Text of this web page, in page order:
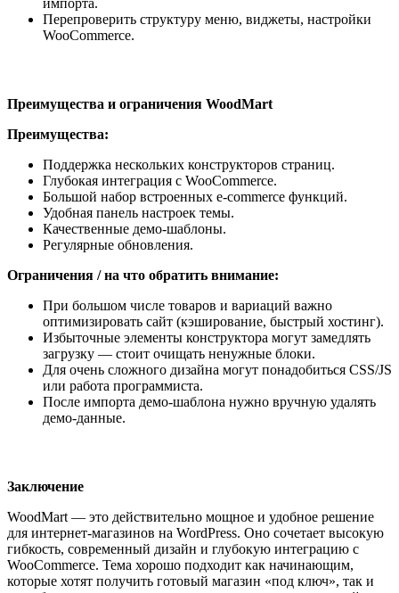
импорта.
Перепроверить структуру меню, виджеты, настройки
WooCommerce.
Преимущества и ограничения WoodMart
Преимущества:
Поддержка нескольких конструкторов страниц.
Глубокая интеграция с WooCommerce.
Большой набор встроенных e-commerce функций.
Удобная панель настроек темы.
Качественные демо-шаблоны.
Регулярные обновления.
Ограничения / на что обратить внимание:
При большом числе товаров и вариаций важно
оптимизировать сайт (кэширование, быстрый хостинг).
Избыточные элементы конструктора могут замедлять
загрузку — стоит очищать ненужные блоки.
Для очень сложного дизайна могут понадобиться CSS/JS
или работа программиста.
После импорта демо-шаблона нужно вручную удалять
демо-данные.
Заключение
WoodMart — это действительно мощное и удобное решение
для интернет-магазинов на WordPress. Оно сочетает высокую
гибкость, современный дизайн и глубокую интеграцию с
WooCommerce. Тема хорошо подходит как начинающим,
которые хотят получить готовый магазин «под ключ», так и